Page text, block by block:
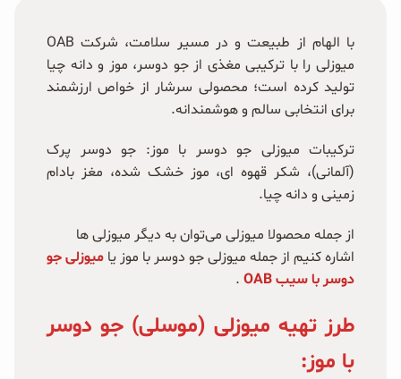
با الهام از طبیعت و در مسیر سلامت، شرکت OAB
میوزلی را با ترکیبی مغذی از جو دوسر، موز و دانه چیا
تولید کرده است؛ محصولی سرشار از خواص ارزشمند
برای انتخابی سالم و هوشمندانه.
ترکیبات میوزلی جو دوسر با موز: جو دوسر پرک
(آلمانی)، شکر قهوه ای، موز خشک شده، مغز بادام
زمینی و دانه چیا.
از جمله محصولا میوزلی می‌توان به دیگر میوزلی ها
اشاره کنیم از جمله میوزلی جو دوسر با موز یا میوزلی جو
دوسر با سیب OAB
.
طرز تهیه میوزلی (موسلی) جو دوسر
با موز: